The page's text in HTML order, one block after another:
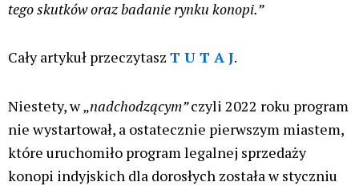
tego skutków oraz badanie rynku konopi.”
Cały artykuł przeczytasz T U T A J.
Niestety, w „nadchodzącym”czyli 2022 roku program
nie wystartował, a ostatecznie pierwszym miastem,
które uruchomiło program legalnej sprzedaży
konopi indyjskich dla dorosłych została w styczniu